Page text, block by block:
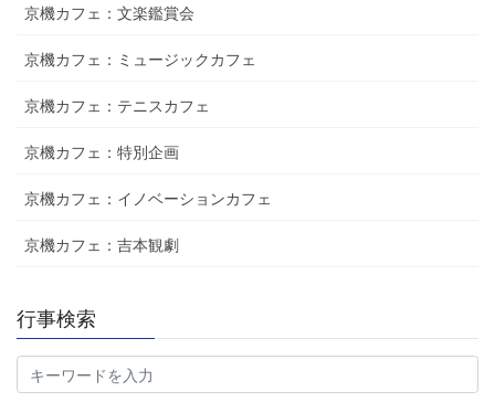
京機カフェ：文楽鑑賞会
京機カフェ：ミュージックカフェ
京機カフェ：テニスカフェ
京機カフェ：特別企画
京機カフェ：イノベーションカフェ
京機カフェ：吉本観劇
行事検索